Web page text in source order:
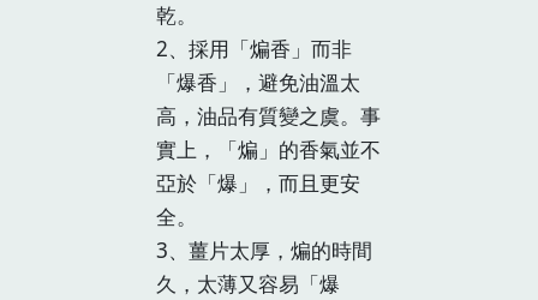
乾。
2、採用「煸香」而非
「爆香」，避免油溫太
高，油品有質變之虞。事
實上，「煸」的香氣並不
亞於「爆」，而且更安
全。
3、薑片太厚，煸的時間
久，太薄又容易「爆